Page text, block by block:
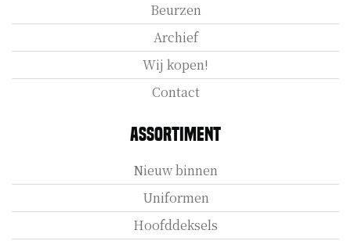
Beurzen
Archief
Wij kopen!
Contact
Assortiment
Nieuw binnen
Uniformen
Hoofddeksels